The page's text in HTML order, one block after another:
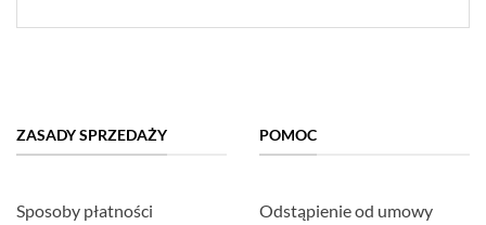
ZASADY SPRZEDAŻY
Sposoby płatności
POMOC
Odstąpienie od umowy